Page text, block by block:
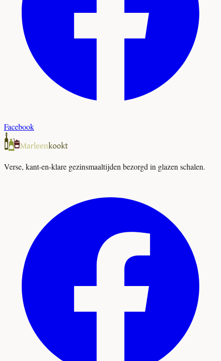
Facebook
Verse, kant-en-klare gezinsmaaltijden bezorgd in glazen schalen.